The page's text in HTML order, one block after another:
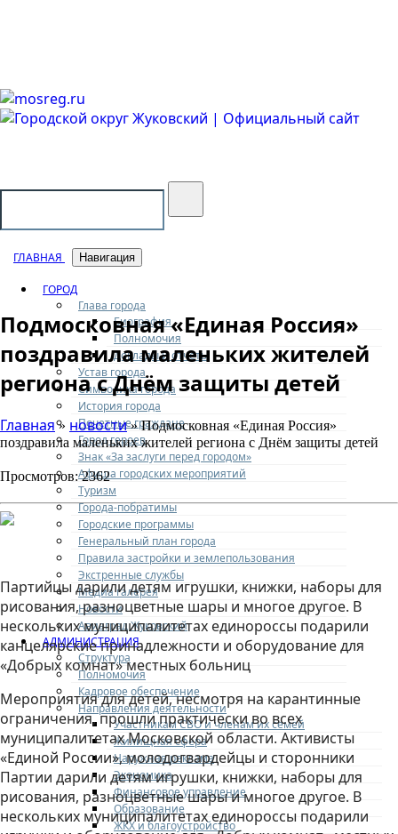
ГЛАВНАЯ Навигация
ГОРОД
Глава города
Биография
Полномочия
Доклады и отчеты
Устав города
Символика города
История города
Почетные граждане
Город героев
Знак «За заслуги перед городом»
Афиша городских мероприятий
Туризм
Города-побратимы
Городские программы
Генеральный план города
Правила застройки и землепользования
Экстренные службы
Медиа галерея
Новости
Авиаград Жуковский
АДМИНИСТРАЦИЯ
Структура
Полномочия
Кадровое обеспечение
Направления деятельности
Участникам СВО и членам их семей
Жилищная сфера
Наружная реклама
Экономика
Финансовое управление
Образование
ЖКХ и благоустройство
Подмосковная «Единая Россия»
поздравила маленьких жителей
региона с Днём защиты детей
Главная» новости» Подмосковная «Единая Россия»
поздравила маленьких жителей региона с Днём защиты детей
Просмотров: 2362
Партийцы дарили детям игрушки, книжки, наборы для
рисования, разноцветные шары и многое другое. В
нескольких муниципалитетах единороссы подарили
канцелярские принадлежности и оборудование для
«Добрых комнат» местных больниц
Мероприятия для детей, несмотря на карантинные
ограничения, прошли практически во всех
муниципалитетах Московской области. Активисты
«Единой России», молодогвардейцы и сторонники
Партии дарили детям игрушки, книжки, наборы для
рисования, разноцветные шары и многое другое. В
нескольких муниципалитетах единороссы подарили